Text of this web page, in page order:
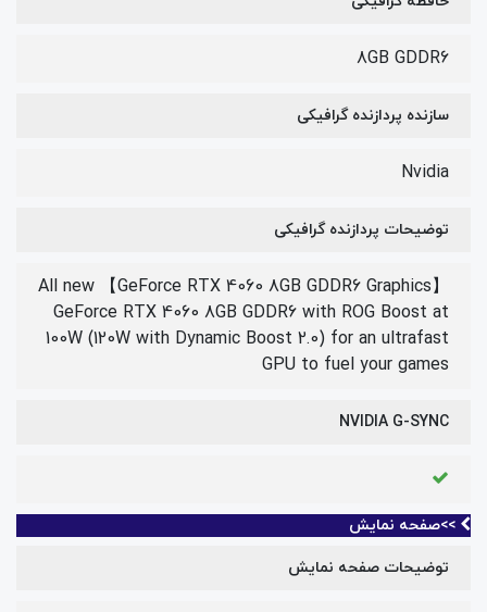
8GB GDDR6
سازنده پردازنده گرافیکی
Nvidia
توضیحات پردازنده گرافیکی
【GeForce RTX 4060 8GB GDDR6 Graphics】 All new
GeForce RTX 4060 8GB GDDR6 with ROG Boost at
100W (120W with Dynamic Boost 2.0) for an ultrafast
GPU to fuel your games
NVIDIA G-SYNC
>>صفحه نمایش
توضیحات صفحه نمایش